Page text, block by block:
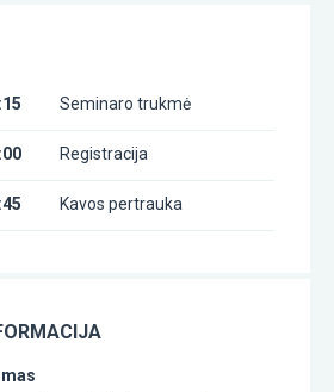
Seminaro trukmė
Registracija
Kavos pertrauka